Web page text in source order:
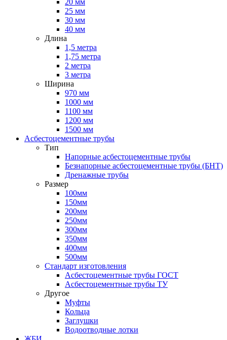
20 мм
25 мм
30 мм
40 мм
Длина
1,5 метра
1,75 метра
2 метра
3 метра
Ширина
970 мм
1000 мм
1100 мм
1200 мм
1500 мм
Асбестоцементные трубы
Тип
Напорные асбестоцементные трубы
Безнапорные асбестоцементные трубы (БНТ)
Дренажные трубы
Размер
100мм
150мм
200мм
250мм
300мм
350мм
400мм
500мм
Стандарт изготовления
Асбестоцементные трубы ГОСТ
Асбестоцементные трубы ТУ
Другое
Муфты
Кольца
Заглушки
Водоотводные лотки